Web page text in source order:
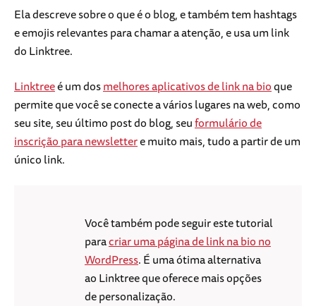
Ela descreve sobre o que é o blog, e também tem hashtags
e emojis relevantes para chamar a atenção, e usa um link
do Linktree.
Linktreeé um dosmelhores aplicativos de link na bioque
permite que você se conecte a vários lugares na web, como
seu site, seu último post do blog, seuformulário de
inscrição para newslettere muito mais, tudo a partir de um
único link.
Você também pode seguir este tutorial
paracriar uma página de link na bio no
WordPress. É uma ótima alternativa
ao Linktree que oferece mais opções
de personalização.